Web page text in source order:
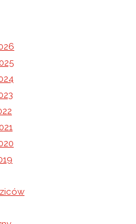
(półkolonii) w